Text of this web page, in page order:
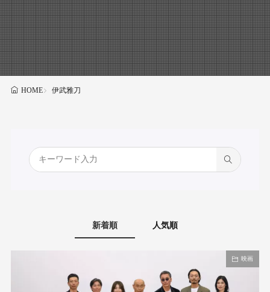
HOME 伊武雅刀
新着順 人気順
映画